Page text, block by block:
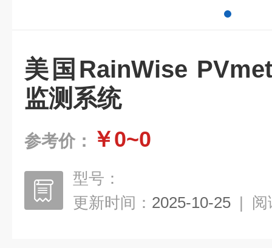
美国RainWise
监测系统
参考价： ￥0~0
型号：
更新时间： 2025-10-25 | 阅